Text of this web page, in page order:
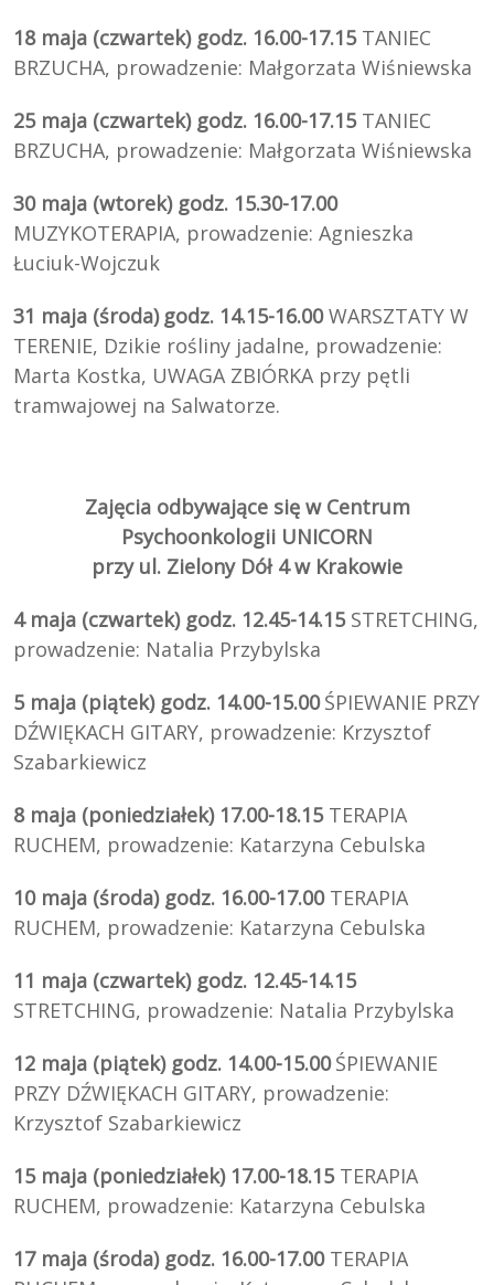
18 maja (czwartek) godz. 16.00-17.15 TANIEC
BRZUCHA, prowadzenie: Małgorzata Wiśniewska
25 maja (czwartek) godz. 16.00-17.15 TANIEC
BRZUCHA, prowadzenie: Małgorzata Wiśniewska
30 maja (wtorek) godz. 15.30-17.00
MUZYKOTERAPIA, prowadzenie: Agnieszka
Łuciuk-Wojczuk
31 maja (środa)godz. 14.15-16.00WARSZTATY W
TERENIE, Dzikie rośliny jadalne, prowadzenie:
Marta Kostka, UWAGA ZBIÓRKA przy pętli
tramwajowej na Salwatorze.
Zajęcia odbywające się wCentrum
Psychoonkologii UNICORN
przy ul. Zielony Dół 4 w Krakowie
4 maja (czwartek) godz. 12.45-14.15 STRETCHING,
prowadzenie: Natalia Przybylska
5 maja (piątek) godz. 14.00-15.00ŚPIEWANIE PRZY
DŹWIĘKACH GITARY, prowadzenie: Krzysztof
Szabarkiewicz
8 maja (poniedziałek) 17.00-18.15 TERAPIA
RUCHEM, prowadzenie: Katarzyna Cebulska
10 maja (środa) godz. 16.00-17.00 TERAPIA
RUCHEM, prowadzenie: Katarzyna Cebulska
11 maja (czwartek) godz. 12.45-14.15
STRETCHING, prowadzenie: Natalia Przybylska
12 maja (piątek) godz. 14.00-15.00ŚPIEWANIE
PRZY DŹWIĘKACH GITARY, prowadzenie:
Krzysztof Szabarkiewicz
15 maja (poniedziałek) 17.00-18.15 TERAPIA
RUCHEM, prowadzenie: Katarzyna Cebulska
17 maja (środa) godz. 16.00-17.00 TERAPIA